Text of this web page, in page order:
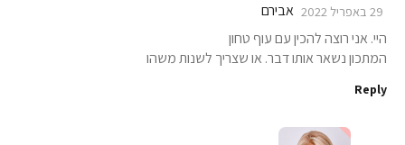
אבירם 29 באפריל 2022
היי. אני רוצה להכין עם עוף טחון
המתכון נשאר אותו דבר. או שצריך לשנות משהו
Reply